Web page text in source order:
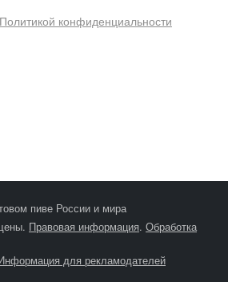
Политикой конфиденциальности
пиве России и мира
Правовая информация. Обработка
для рекламодателей